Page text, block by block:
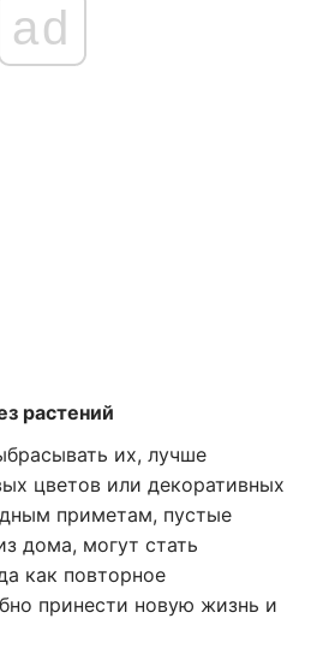
ad
растений
их, лучше
цветов или декоративных
приметам, пустые
дома, могут стать
как повторное
принести новую жизнь и